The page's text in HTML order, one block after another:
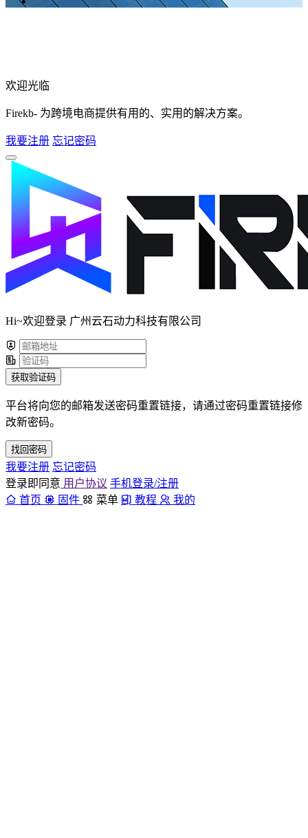
欢迎光临
Firekb- 为跨境电商提供有用的、实用的解决方案。
我要注册 忘记密码
Hi~欢迎登录 广州云石动力科技有限公司
获取验证码
平台将向您的邮箱发送密码重置链接，请通过密码重置链接修
改新密码。
找回密码
我要注册 忘记密码
登录即同意 用户协议 手机登录/注册
首页
固件 菜单 教程 我的